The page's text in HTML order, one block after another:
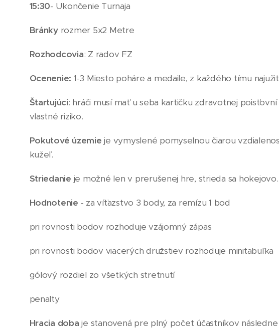
15:30- Ukončenie Turnaja
Bránkyrozmer 5x2 Metre
Rozhodcovia: Z radov FZ
Ocenenie: 1-3 Miesto poháre a medaile, z každého tímu
Štartujúci: hráči musí mať u seba kartičku zdravotnej
vlastné riziko.
Pokutové územie je vymyslené pomyselnou čiarou
kužeľ.
Striedanie je možné len v prerušenej hre, strieda sa
Hodnotenie - za víťazstvo 3 body, za remízu 1 bod
pri rovnosti bodov rozhoduje vzájomný zápas
pri rovnosti bodov viacerých družstiev rozhoduje minitabuľka
gólový rozdiel zo všetkých stretnutí
penalty
Hracia doba je stanovená pre plný počet účastníkov následne